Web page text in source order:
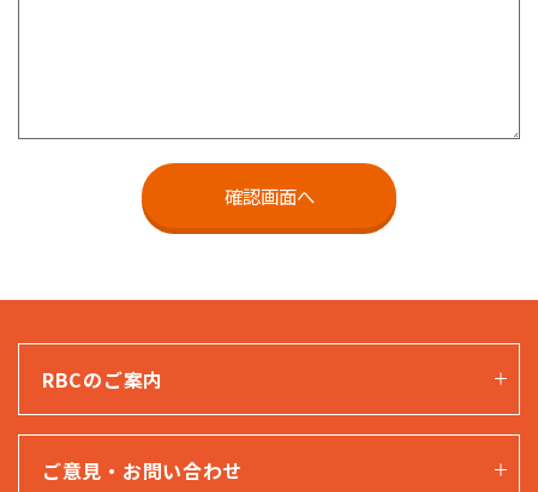
RBCのご案内
ご意見・お問い合わせ